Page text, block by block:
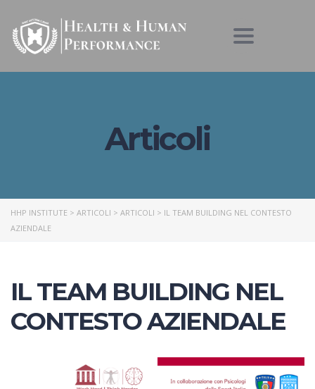
Toggle
Articoli
HHP INSTITUTE > ARTICOLI > ARTICOLI > IL TEAM BUILDING NEL CONTESTO
AZIENDALE
IL TEAM BUILDING NEL
CONTESTO AZIENDALE